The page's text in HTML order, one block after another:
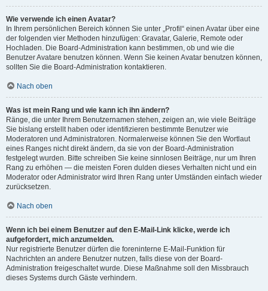
Wie verwende ich einen Avatar?
In Ihrem persönlichen Bereich können Sie unter „Profil“ einen Avatar über eine
der folgenden vier Methoden hinzufügen: Gravatar, Galerie, Remote oder
Hochladen. Die Board-Administration kann bestimmen, ob und wie die
Benutzer Avatare benutzen können. Wenn Sie keinen Avatar benutzen können,
sollten Sie die Board-Administration kontaktieren.
Nach oben
Was ist mein Rang und wie kann ich ihn ändern?
Ränge, die unter Ihrem Benutzernamen stehen, zeigen an, wie viele Beiträge
Sie bislang erstellt haben oder identifizieren bestimmte Benutzer wie
Moderatoren und Administratoren. Normalerweise können Sie den Wortlaut
eines Ranges nicht direkt ändern, da sie von der Board-Administration
festgelegt wurden. Bitte schreiben Sie keine sinnlosen Beiträge, nur um Ihren
Rang zu erhöhen — die meisten Foren dulden dieses Verhalten nicht und ein
Moderator oder Administrator wird Ihren Rang unter Umständen einfach wieder
zurücksetzen.
Nach oben
Wenn ich bei einem Benutzer auf den E-Mail-Link klicke, werde ich
aufgefordert, mich anzumelden.
Nur registrierte Benutzer dürfen die foreninterne E-Mail-Funktion für
Nachrichten an andere Benutzer nutzen, falls diese von der Board-
Administration freigeschaltet wurde. Diese Maßnahme soll den Missbrauch
dieses Systems durch Gäste verhindern.